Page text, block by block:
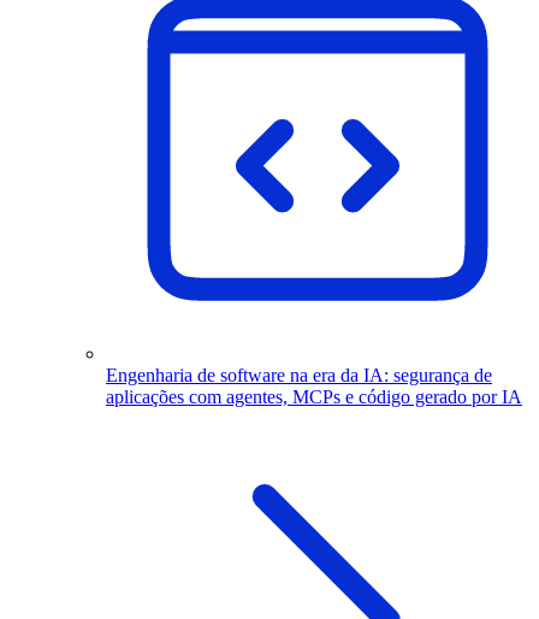
Engenharia de software na era da IA: segurança de
aplicações com agentes, MCPs e código gerado por IA